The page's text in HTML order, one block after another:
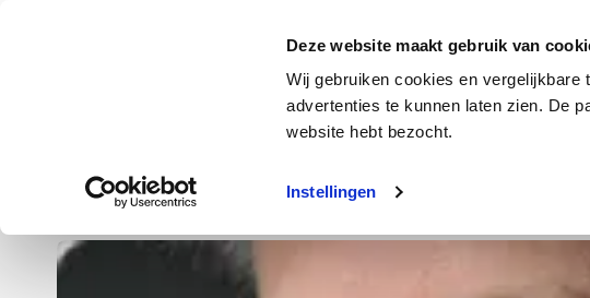
Deze website maakt gebruik van
Wij gebruiken cookies en vergelijkbare
advertenties te kunnen laten zien. De
website hebt bezocht.
Instellingen
Energie Verzekeringen
Energie Autoverzekering